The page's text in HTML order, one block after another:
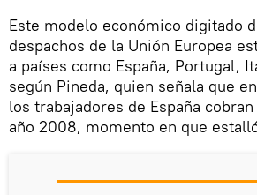
Este modelo económico digitado
despachos de la Unión Europea
a países como España, Portugal,
según Pineda, quien señala que
los trabajadores de España
año 2008, momento en que